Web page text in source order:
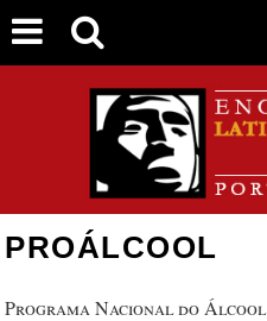
PROÁLCOOL
Programa Nacional do Álcool